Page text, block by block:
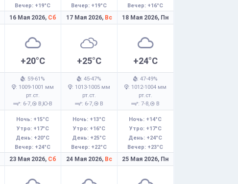
Вечер: +19°C
Вечер: +19°C
Вечер: +16°C
16 Мая 2026, Сб
+20°C
: 59-61%
: 1009-1001 мм
рт.ст.
: 6-7, В,Ю-В
Ночь: +15°C
Утро: +17°C
День: +20°C
Вечер: +24°C
17 Мая 2026, Вс
+25°C
: 45-47%
: 1013-1005 мм
рт.ст.
: 6-7, В
Ночь: +13°C
Утро: +16°C
День: +25°C
Вечер: +22°C
18 Мая 2026, Пн
+24°C
: 47-49%
: 1012-1004 мм
рт.ст.
: 7-8, В
Ночь: +14°C
Утро: +17°C
День: +24°C
Вечер: +23°C
23 Мая 2026, Сб 24 Мая 2026, Вс 25 Мая 2026, Пн